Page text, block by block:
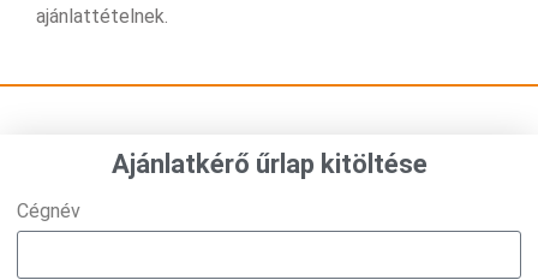
ajánlattételnek.
Ajánlatkérő űrlap kitöltése
Cégnév